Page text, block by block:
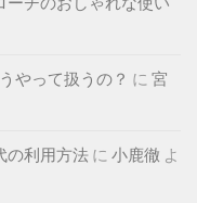
やって扱うの？ に 宮
の利用方法 に 小鹿徹 よ